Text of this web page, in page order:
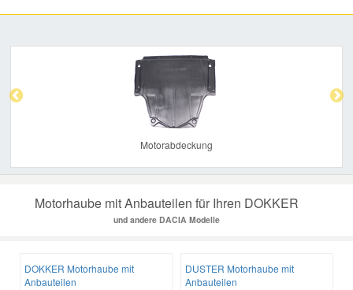
Motorabdeckung
Motorhaube mit Anbauteilen für Ihren DOKKER
und andere DACIA Modelle
DOKKER Motorhaube mit
Anbauteilen
DUSTER Motorhaube mit
Anbauteilen